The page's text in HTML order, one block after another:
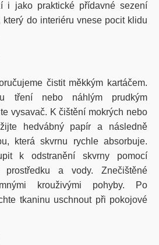
i jako praktické přídavné sezení
který do interiéru vnese pocit klidu
čistit měkkým kartáčem.
tření nebo náhlým prudkým
vysavač. K čištění mokrých nebo
hedvábný papír a následně
která skvrnu rychle absorbuje.
k odstranění skvrny pomocí
prostředku a vody. Znečištěné
krouživými pohyby. Po
tkaninu uschnout při pokojové